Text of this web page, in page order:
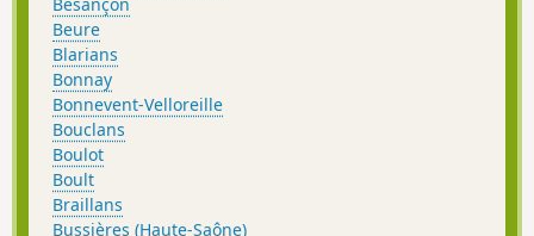
Beure
Blarians
Bonnay
Bonnevent-Velloreille
Bouclans
Boulot
Boult
Braillans
Bussières (Haute-Saône)